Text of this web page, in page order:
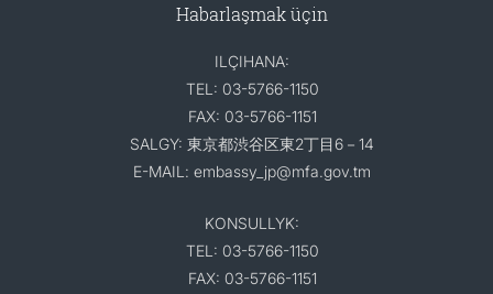
Habarlaşmak üçin
ILÇIHANA:
TEL: 03-5766-1150
FAX: 03-5766-1151
SALGY: 東京都渋谷区東2丁目6－14
E-MAIL: embassy_jp@mfa.gov.tm
KONSULLYK:
TEL: 03-5766-1150
FAX: 03-5766-1151